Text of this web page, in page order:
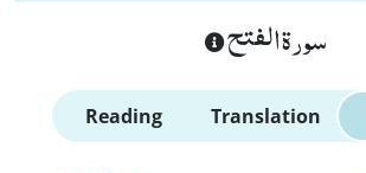
سورة الفتح
Reading Translation